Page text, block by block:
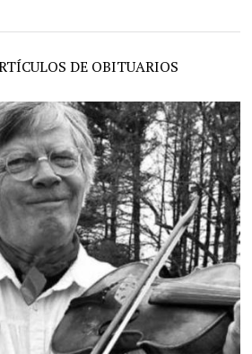
DE OBITUARIOS